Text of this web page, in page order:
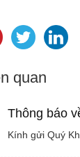
quan
Thông báo
Kính gửi Quý